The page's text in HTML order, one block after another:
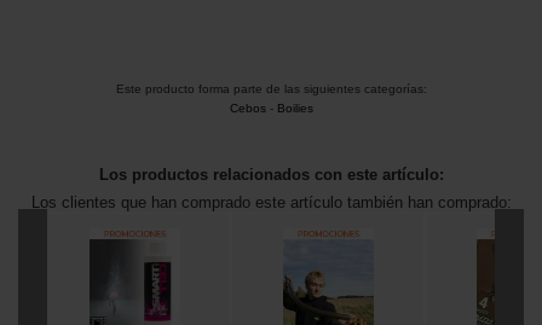
Este producto forma parte de las siguientes categorías:
Cebos- Boilies
Los productos relacionados con este artículo:
Los clientes que han comprado este artículo también han comprado: